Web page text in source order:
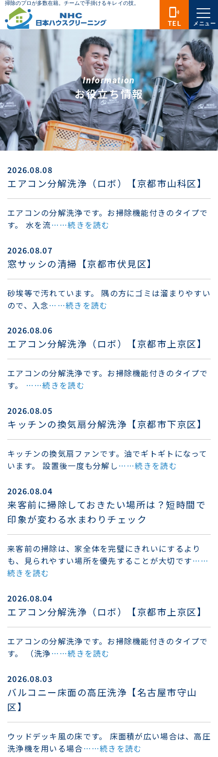
Information
お役立ち情報
2026.08.08
エアコン分解洗浄（ロボ）【京都市山科区】
エアコンの分解洗浄です。お掃除機能付きのタイプで
す。 水を流……続きを読む
2026.08.07
窓サッシの清掃【京都市伏見区】
砂埃等で汚れています。 隅の方にゴミは溜まりやすい
ので、入念……続きを読む
2026.08.06
エアコン分解洗浄（ロボ）【京都市上京区】
エアコンの分解洗浄です。お掃除機能付きのタイプで
す。 ……続きを読む
2026.08.05
キッチンの換気扇分解洗浄【京都市下京区】
キッチンの換気扇ファンです。油でギトギトになって
います。 設置後一度も分解し ……続きを読む
2026.08.04
来客前に掃除しておきたい場所は？短時間で
印象が変わる水まわりチェック
来客前の掃除は、家全体を完璧にきれいにするより
も、見られやすい場所を優先することが大切です……
続きを読む
2026.08.04
エアコン分解洗浄（ロボ）【京都市上京区】
エアコンの分解洗浄です。お掃除機能付きのタイプで
す。 （洗浄……続きを読む
2026.08.03
バルコニー床面の高圧洗浄【名古屋市守山
区】
ウッドデッキ風の床です。 床面積が広い場合は、高圧
洗浄機を用いる場合……続きを読む
phonelink_ring
TEL メニュー